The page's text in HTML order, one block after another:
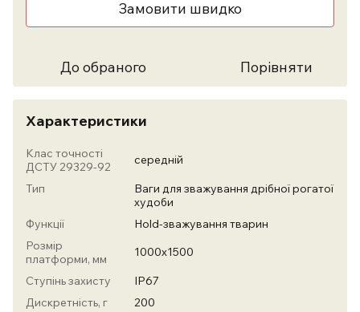
Замовити швидко
До обраного Порівняти
Характеристики
Клас точності
ДСТУ 29329-92
середній
Тип
Ваги для зважування дрібної рогатої
худоби
Функції
Hold-зважування тварин
Розмір
платформи, мм
1000х1500
Ступінь захисту
IP67
Дискретність, г
200